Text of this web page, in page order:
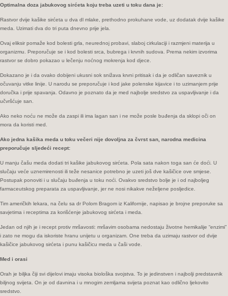
Optimalna doza jabukovog sirćeta koju treba uzeti u toku dana je:
Rastvor dvije kašike sirćeta u dva dl mlake, prethodno prokuhane vode, uz dodatak dvije kašike
meda. Uzimati dva do tri puta dnevno prije jela.
Ovaj eliksir pomaže kod bolesti grla, neurednoj probavi, slaboj cirkulaciji i razmjeni materija u
organizmu. Preporučuje se i kod bolesti srca, bubrega i krvnih sudova. Prema nekim izvorima
rastvor se dobro pokazao u lečenju noćnog mokrenja kod djece.
Dokazano je i da ovako dobijeni ukusni sok snižava krvni pritisak i da je odličan saveznik u
očuvanju vitke linije. U narodu se preporučuje i kod jake polenske kijavice i to uzimanjem prije
doručka i prije spavanja. Odavno je poznato da je med najbolje sredstvo za uspavljivanje i da
učvršćuje san.
Ako neko noću ne može da zaspi ili ima lagan san i ne može posle buđenja da sklopi oči on
mora da koristi med.
Ako jedna kašika meda u toku večeri nije dovoljna za čvrst san, narodna medicina
preporučuje sljedeći recept:
U manju čašu meda dodati tri kašike jabukovog sirćeta. Pola sata nakon toga san će doći. U
slučaju veće uznemirenosti ili teže nesanice potrebno je uzeti još dve kašičice ove smjese.
Postupak ponoviti i u slučaju buđenja u toku noći. Ovakvo sredstvo bolje je i od najboljeg
farmaceutskog preparata za uspavljivanje, jer ne nosi nikakve neželjene posljedice.
Tim američkih lekara, na čelu sa dr Polom Bragom iz Kalifornije, napisao je brojne preporuke sa
savjetima i receptima za korišćenje jabukovog sirćeta i meda.
Jedan od njih je i recept protiv mršavosti: mršavim osobama nedostaju životne hemikalije “enzimi”
i zato ne mogu da iskoriste hranu unijetu u organizam. One treba da uzimaju rastvor od dvije
kašičice jabukovog sirćeta i punu kašičicu meda u čaši vode.
Med i orasi
Orah je biljka čiji svi dijelovi imaju visoka biološka svojstva. To je jedinstven i najbolji predstavnik
biljnog svijeta. On je od davnina i u mnogim zemljama svijeta poznat kao odlično ljekovito
sredstvo.